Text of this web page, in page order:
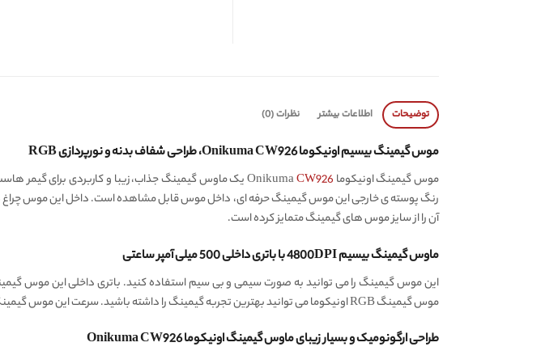
توضیحات اطلاعات بیشتر نظرات (0)
موس گیمینگ بیسیم اونیکوما Onikuma CW926، طراحی شفاف بدنه و نورپردازی RGB
موس گیمینگ اونیکوما Onikuma CW926 یک ماوس گیمینگ جذاب، زیبا و کاربردی برای گیمر
آن را از سایز موس های گیمینگ متمایز کرده است.
ماوس گیمینگ بیسیم 4800DPI با باتری داخلی 500 میلی آمپر ساعتی
موس گیمینگ RGB اونیکوما می توانید بهترین تجربه گیمینگ را داشته باشید. سرعت این موس گیمینگ به ۵ حالت 800DPI، 1200DPI، 1600DPI، 2000DPI، 4800DPI قابل تنظیم است.
طراحی ارگونومیک و بسیار زیبای ماوس گیمینگ اونیکوما Onikuma CW926